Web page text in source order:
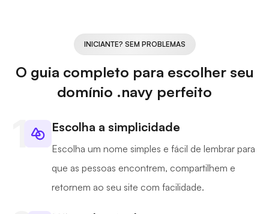
INICIANTE? SEM PROBLEMAS
O guia completo para escolher seu
domínio .navy perfeito
Escolha a simplicidade
Escolha um nome simples e fácil de lembrar para
que as pessoas encontrem, compartilhem e
retornem ao seu site com facilidade.